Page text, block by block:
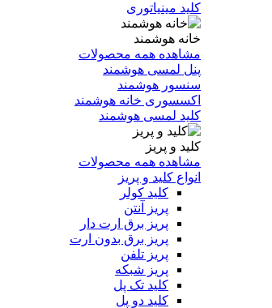
کلید مینیاتوری
خانه هوشمند
مشاهده همه محصولات
پنل لمسی هوشمند
سنسور هوشمند
اکسسوری خانه هوشمند
کلید لمسی هوشمند
کلید و پریز
مشاهده همه محصولات
انواع کلید و پریز
کلید کولر
پریز آنتن
پریز برق ارت دار
پریز برق بدون ارت
پریز تلفن
پریز شبکه
کلید تک پل
کلید دو پل